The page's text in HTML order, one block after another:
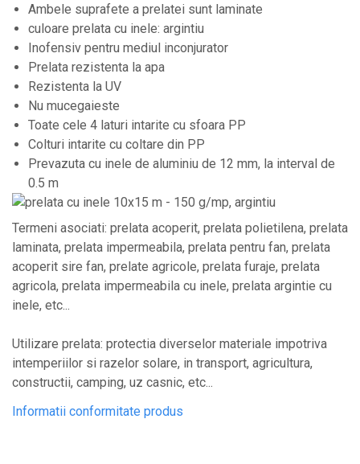
Sarma moale neagra pentru fierari si
dulgheri; sarma zincata; sarma ghimpata
Plase din polietilena
Plase umbrire
Plase anti insecte
Plase anti pasari
Plase anti buruieni
Plase pentru castraveti
Mobilier PVC
Mobilier din PVC pentru casă
Mobilier PVC pentru grădină
Mobilier comercial din PVC
Butoaie Pentru Vin
Garduri Și Porți Rezidențiale
Garduri
Articole De Consum Industrie
Lacuri Si Vopsele
Produse pentru constructii
Ambele suprafete a prelatei sunt laminate
culoare prelata cu inele: argintiu
Inofensiv pentru mediul inconjurator
Prelata rezistenta la apa
Rezistenta la UV
Nu mucegaieste
Toate cele 4 laturi intarite cu sfoara PP
Colturi intarite cu coltare din PP
Prevazuta cu inele de aluminiu de 12 mm, la interval de
0.5 m
Termeni asociati: prelata acoperit, prelata polietilena, prelata
laminata, prelata impermeabila, prelata pentru fan, prelata
acoperit sire fan, prelate agricole, prelata furaje, prelata
agricola, prelata impermeabila cu inele, prelata argintie cu
inele, etc...
Utilizare prelata: protectia diverselor materiale impotriva
intemperiilor si razelor solare, in transport, agricultura,
constructii, camping, uz casnic, etc...
Informatii conformitate produs